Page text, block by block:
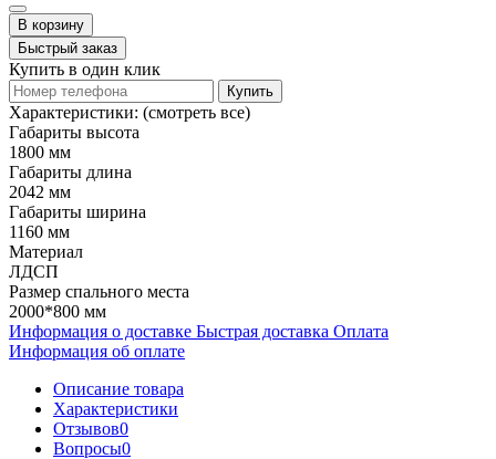
В корзину
Быстрый заказ
Купить в один клик
Купить
Характеристики: (смотреть все)
Габариты высота
1800 мм
Габариты длина
2042 мм
Габариты ширина
1160 мм
Материал
ЛДСП
Размер спального места
2000*800 мм
Информация о доставке Быстрая доставка Оплата
Информация об оплате
Описание товара
Характеристики
Отзывов0
Вопросы0